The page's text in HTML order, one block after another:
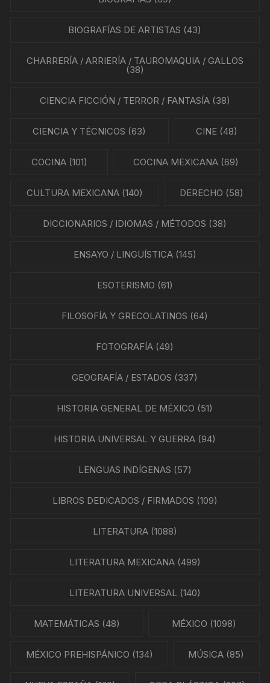
BIOGRAFÍAS DE ARTISTAS (43)
CHARRERÍA / ARRIERÍA / TAUROMAQUIA / GALLOS
(38)
CIENCIA FICCIÓN / TERROR / FANTASÍA(38)
CIENCIA Y TÉCNICOS (63) CINE(48)
COCINA(101) COCINA MEXICANA (69)
CULTURA MEXICANA(140) DERECHO (58)
DICCIONARIOS / IDIOMAS / MÉTODOS (38)
ENSAYO / LINGÜÍSTICA(145)
ESOTERISMO (61)
FILOSOFÍA Y GRECOLATINOS (64)
FOTOGRAFÍA (49)
GEOGRAFÍA / ESTADOS (337)
HISTORIA GENERAL DE MÉXICO (51)
HISTORIA UNIVERSAL Y GUERRA (94)
LENGUAS INDÍGENAS (57)
LIBROS DEDICADOS / FIRMADOS (109)
LITERATURA(1088)
LITERATURA MEXICANA(499)
LITERATURA UNIVERSAL (140)
MATEMÁTICAS (48) MÉXICO (1098)
MÉXICO PREHISPÁNICO (134) MÚSICA (85)